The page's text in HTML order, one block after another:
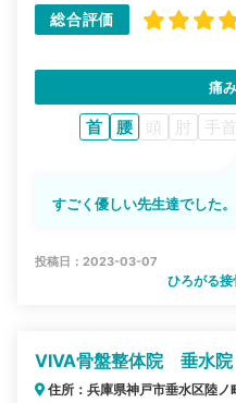
総合評価
痛
首 腰 頭 肘 手首
すごく優しい先生達でした。
投稿日：2023-03-07
ひろがる
VIVA骨盤整体院 垂水院
住所：兵庫県神戸市垂水区陸